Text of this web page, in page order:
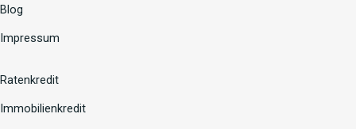
Blog
Impressum
Ratenkredit
Immobilienkredit